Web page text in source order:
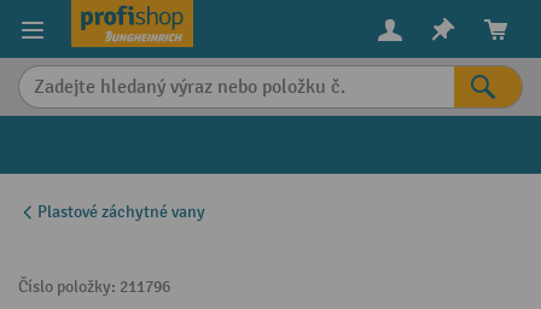
content
Plastové záchytné vany
Číslo položky: 211796